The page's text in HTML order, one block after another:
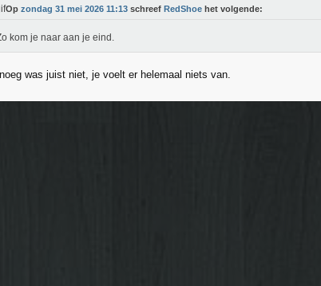
Op zondag 31 mei 2026 11:13 schreef RedShoe het volgende:
kom je naar aan je eind.
was juist niet, je voelt er helemaal niets van.